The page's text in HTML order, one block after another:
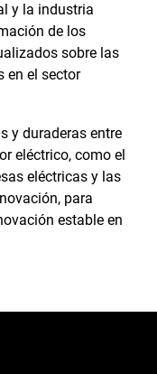
y la industria
de los
sobre las
en el sector
y duraderas entre
eléctrico, como el
eléctricas y las
para
estable en